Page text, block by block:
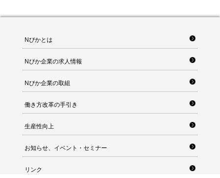
Nぴかとは
Nぴか企業の求人情報
Nぴか企業の取組
働き方改革の手引き
生産性向上
お知らせ、イベント・セミナー
リンク